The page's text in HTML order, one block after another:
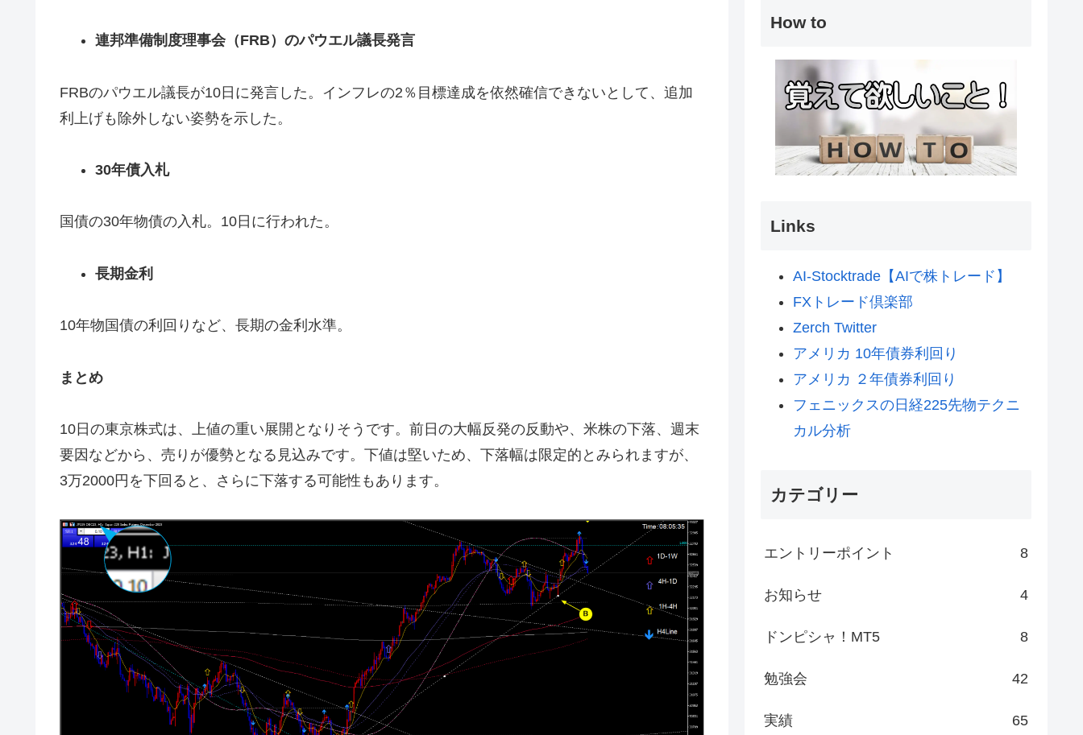
連邦準備制度理事会（FRB）のパウエル議長発言
FRBのパウエル議長が10日に発言した。インフレの2％目標達成を依然確信できないとして、追加
利上げも除外しない姿勢を示した。
30年債入札
国債の30年物債の入札。10日に行われた。
長期金利
10年物国債の利回りなど、長期の金利水準。
まとめ
10日の東京株式は、上値の重い展開となりそうです。前日の大幅反発の反動や、米株の下落、週末
要因などから、売りが優勢となる見込みです。下値は堅いため、下落幅は限定的とみられますが、
3万2000円を下回ると、さらに下落する可能性もあります。
How to
Links
AI-Stocktrade【AIで株トレード】
FXトレード倶楽部
Zerch Twitter
アメリカ 10年債券利回り
アメリカ ２年債券利回り
フェニックスの日経225先物テクニ
カル分析
カテゴリー
エントリーポイント 8
お知らせ 4
ドンピシャ！MT5 8
勉強会 42
実績 65